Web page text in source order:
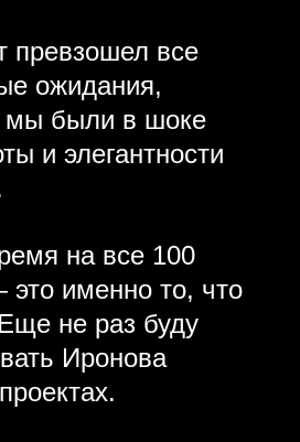
превзошел все
ожидания,
мы были в шоке
и элегантности
на все 100
именно то, что
не раз буду
Иронова